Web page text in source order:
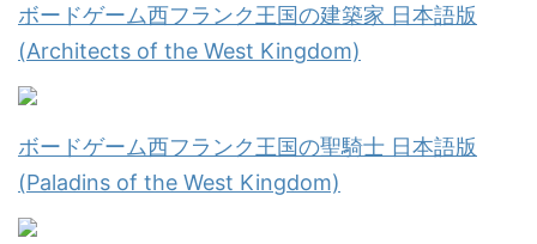
ボードゲーム西フランク王国の建築家 日本語版
(Architects of the West Kingdom)
ボードゲーム西フランク王国の聖騎士 日本語版
(Paladins of the West Kingdom)